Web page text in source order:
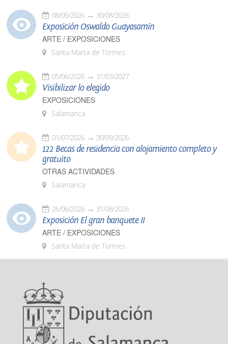
08/05/2026 30/08/2026
Exposición Oswaldo Guayasamín
ARTE / EXPOSICIONES
Santa Marta de Tormes
05/06/2026 31/03/2027
Visibilizar lo elegido
EXPOSICIONES
Salamanca
01/07/2026 30/09/2026
122 Becas de residencia con alojamiento completo y
gratuito
OTRAS ACTIVIDADES
Salamanca
26/06/2026 31/08/2026
Exposición El gran banquete II
ARTE / EXPOSICIONES
Santa Marta de Tormes